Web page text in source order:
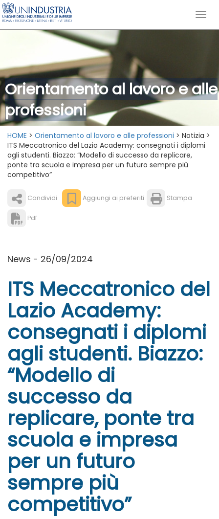
Orientamento al lavoro e alle
professioni
HOME > Orientamento al lavoro e alle professioni > Notizia >
ITS Meccatronico del Lazio Academy: consegnati i diplomi
agli studenti. Biazzo: “Modello di successo da replicare,
ponte tra scuola e impresa per un futuro sempre più
competitivo”
Condividi Aggiungi ai preferiti Stampa
Pdf
News - 26/09/2024
ITS Meccatronico del
Lazio Academy:
consegnati i diplomi
agli studenti. Biazzo:
“Modello di
successo da
replicare, ponte tra
scuola e impresa
per un futuro
sempre più
competitivo”